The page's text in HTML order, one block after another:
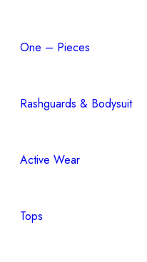
One – Pieces
Rashguards & Bodysuit
Active Wear
Tops